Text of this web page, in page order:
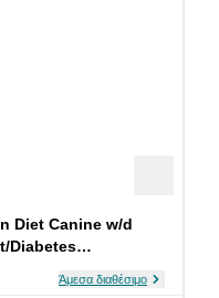
Diet Canine w/d
Diabetes
Άμεσα διαθέσιμο